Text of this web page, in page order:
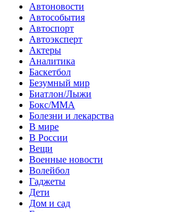
Автоновости
Автособытия
Автоспорт
Автоэксперт
Актеры
Аналитика
Баскетбол
Безумный мир
Биатлон/Лыжи
Бокс/MMA
Болезни и лекарства
В мире
В России
Вещи
Военные новости
Волейбол
Гаджеты
Дети
Дом и сад